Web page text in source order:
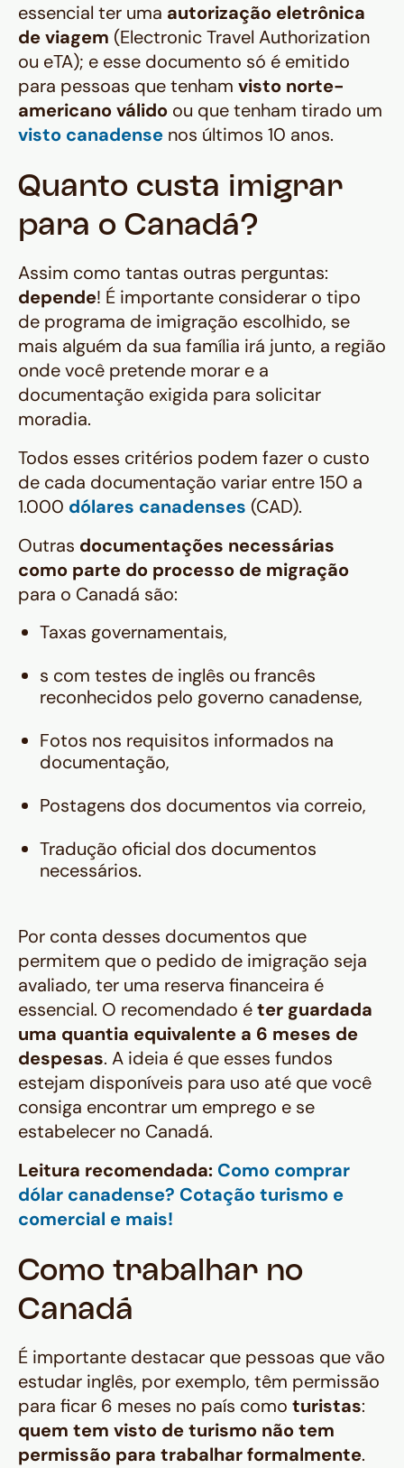
essencial ter uma autorização eletrônica
de viagem (Electronic Travel Authorization
ou eTA); e esse documento só é emitido
para pessoas que tenham visto norte-
americano válido ou que tenham tirado um
visto canadense nos últimos 10 anos.
Quanto custa imigrar
para o Canadá?
Assim como tantas outras perguntas:
depende! É importante considerar o tipo
de programa de imigração escolhido, se
mais alguém da sua família irá junto, a região
onde você pretende morar e a
documentação exigida para solicitar
moradia.
Todos esses critérios podem fazer o custo
de cada documentação variar entre 150 a
1.000 dólares canadenses (CAD).
Outras documentações necessárias
como parte do processo de migração
para o Canadá são:
Taxas governamentais,
s com testes de inglês ou francês
reconhecidos pelo governo canadense,
Fotos nos requisitos informados na
documentação,
Postagens dos documentos via correio,
Tradução oficial dos documentos
necessários.
Por conta desses documentos que
permitem que o pedido de imigração seja
avaliado, ter uma reserva financeira é
essencial. O recomendado éter guardada
uma quantia equivalente a 6 meses de
despesas. A ideia é que esses fundos
estejam disponíveis para uso até que você
consiga encontrar um emprego e se
estabelecer no Canadá.
Leitura recomendada: Como comprar
dólar canadense? Cotação turismo e
comercial e mais!
Como trabalhar no
Canadá
É importante destacar que pessoas que vão
estudar inglês, por exemplo, têm permissão
para ficar 6 meses no país como turistas:
quem tem visto de turismo não tem
permissão para trabalhar formalmente.